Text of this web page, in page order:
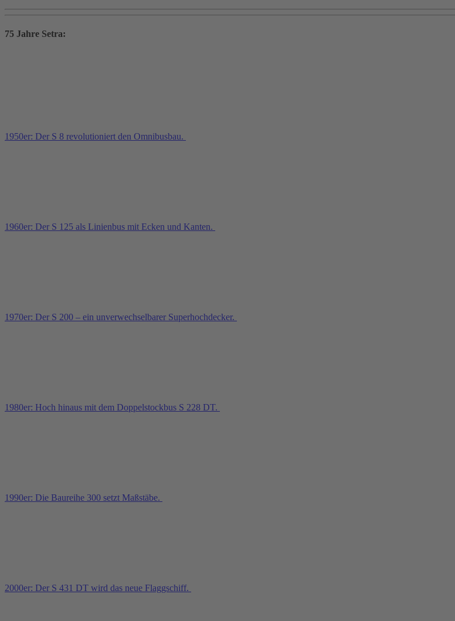
75 Jahre Setra:
1950er: Der S 8 revolutioniert den Omnibusbau.
1960er: Der S 125 als Linienbus mit Ecken und Kanten.
1970er: Der S 200 – ein unverwechselbarer Superhochdecker.
1980er: Hoch hinaus mit dem Doppelstockbus S 228 DT.
1990er: Die Baureihe 300 setzt Maßstäbe.
2000er: Der S 431 DT wird das neue Flaggschiff.